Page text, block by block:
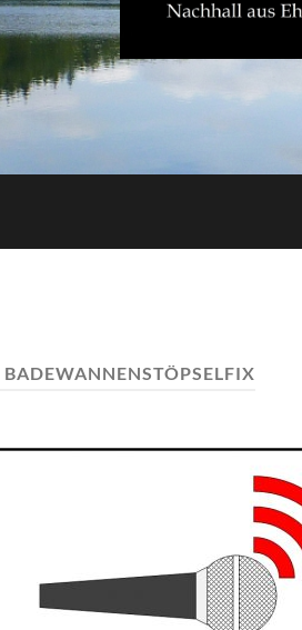
BADEWANNENSTÖPSELFIX